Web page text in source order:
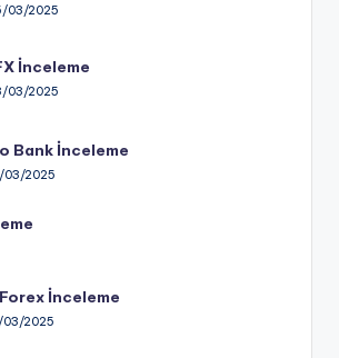
03/2025
İnceleme
03/2025
Bank İnceleme
03/2025
İnceleme
03/2025